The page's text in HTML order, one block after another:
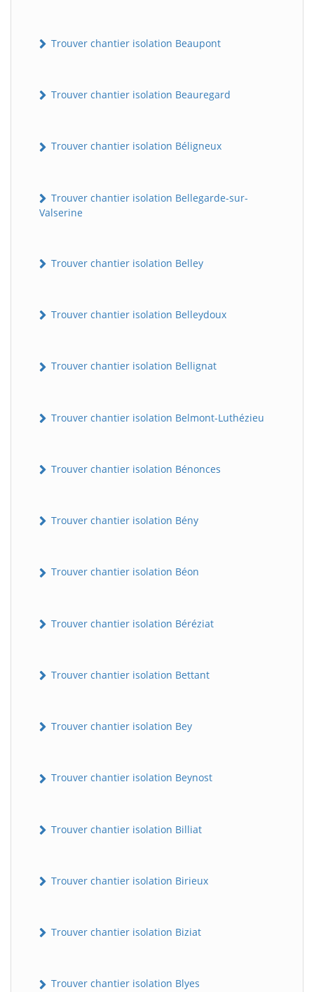
Trouver chantier isolation Beaupont
Trouver chantier isolation Beauregard
Trouver chantier isolation Béligneux
Trouver chantier isolation Bellegarde-sur-
Valserine
Trouver chantier isolation Belley
Trouver chantier isolation Belleydoux
Trouver chantier isolation Bellignat
Trouver chantier isolation Belmont-Luthézieu
Trouver chantier isolation Bénonces
Trouver chantier isolation Bény
Trouver chantier isolation Béon
Trouver chantier isolation Béréziat
Trouver chantier isolation Bettant
Trouver chantier isolation Bey
Trouver chantier isolation Beynost
Trouver chantier isolation Billiat
Trouver chantier isolation Birieux
Trouver chantier isolation Biziat
Trouver chantier isolation Blyes